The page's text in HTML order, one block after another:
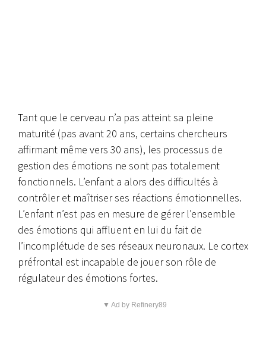
Tant que le cerveau n’a pas atteint sa pleine
maturité (pas avant 20 ans, certains chercheurs
affirmant même vers 30 ans), les processus de
gestion des émotions ne sont pas totalement
fonctionnels. L’enfant a alors des difficultés à
contrôler et maîtriser ses réactions émotionnelles.
L’enfant n’est pas en mesure de gérer l’ensemble
des émotions qui affluent en lui du fait de
l’incomplétude de ses réseaux neuronaux. Le cortex
préfrontal est incapable de jouer son rôle de
régulateur des émotions fortes.
▼ Ad by Refinery89